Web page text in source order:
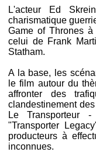
L'acteur Ed
charismatique
Game of Thrones
celui de Frank
Statham.
A la base, les
le film autour du
affronter des
clandestinement
Le Transporteur
"Transporter
producteurs à
inconnues.